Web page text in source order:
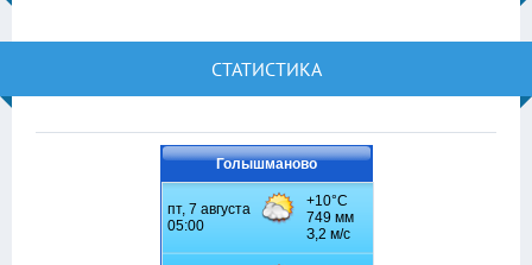
СТАТИСТИКА
Голышманово